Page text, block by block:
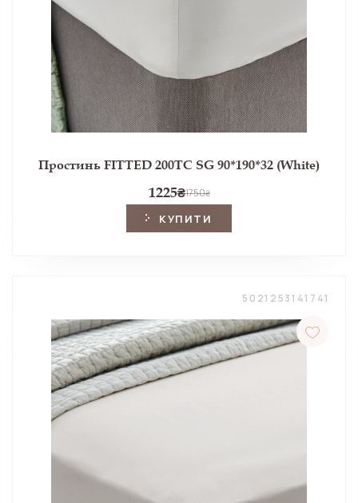
Простинь FITTED 200TC SG 90*190*32 (White)
1225₴1750₴
КУПИТИ
5021253141741